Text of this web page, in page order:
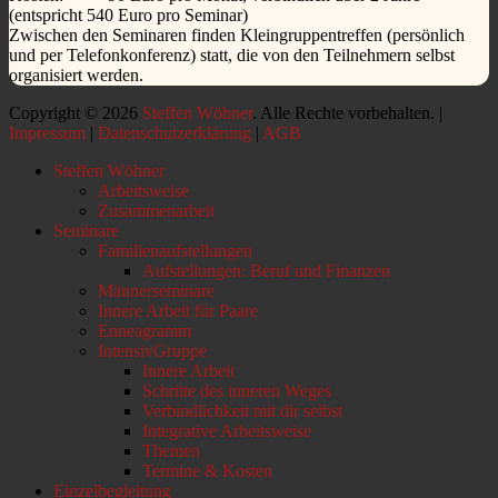
(entspricht 540 Euro pro Seminar)
Zwischen den Seminaren finden Kleingruppentreffen (persönlich
und per Telefonkonferenz) statt, die von den Teilnehmern selbst
organisiert werden.
Copyright © 2026 Steffen Wöhner. Alle Rechte vorbehalten. |
Impressum | Datenschutzerklärung | AGB
oben
Steffen Wöhner
Arbeitsweise
Zusammenarbeit
Seminare
Familienaufstellungen
Aufstellungen: Beruf und Finanzen
Männerseminare
Innere Arbeit für Paare
Enneagramm
IntensivGruppe
Innere Arbeit
Schritte des inneren Weges
Verbindlichkeit mit dir selbst
Integrative Arbeitsweise
Themen
Termine & Kosten
Einzelbegleitung